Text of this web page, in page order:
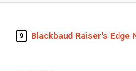
9 Blackbaud Raiser's Edge